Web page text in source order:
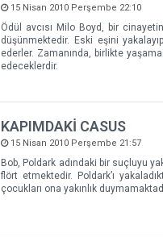
15 Nisan 2010 Perşembe 22:10
Ödül avcısı Milo Boyd, bir
düşünmektedir. Eski eşini
ederler. Zamanında, birlikte
edeceklerdir.
KAPIMDAKİ CASUS
15 Nisan 2010 Perşembe 21:57
Bob, Poldark adındaki bir suçluyu
flört etmektedir. Poldark’ı
çocukları ona yakınlık